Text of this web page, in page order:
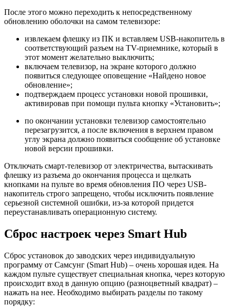
После этого можно переходить к непосредственному
обновлению оболочки на самом телевизоре:
извлекаем флешку из ПК и вставляем USB-накопитель в
соответствующий разъем на TV-приемнике, который в
этот момент желательно выключить;
включаем телевизор, на экране которого должно
появиться следующее оповещение «Найдено новое
обновление»;
подтверждаем процесс установки новой прошивки,
активировав при помощи пульта кнопку «Установить»;
по окончании установки телевизор самостоятельно
перезагрузится, а после включения в верхнем правом
углу экрана должно появиться сообщение об установке
новой версии прошивки.
Отключать смарт-телевизор от электричества, вытаскивать
флешку из разъема до окончания процесса и щелкать
кнопками на пульте во время обновления ПО через USB-
накопитель строго запрещено, чтобы исключить появление
серьезной системной ошибки, из-за которой придется
переустанавливать операционную систему.
Сброс настроек через Smart Hub
Сброс установок до заводских через индивидуальную
программу от Самсунг (Smart Hub) – очень хорошая идея. На
каждом пульте существует специальная кнопка, через которую
происходит вход в данную опцию (разноцветный квадрат) –
нажать на нее. Необходимо выбирать разделы по такому
порядку: